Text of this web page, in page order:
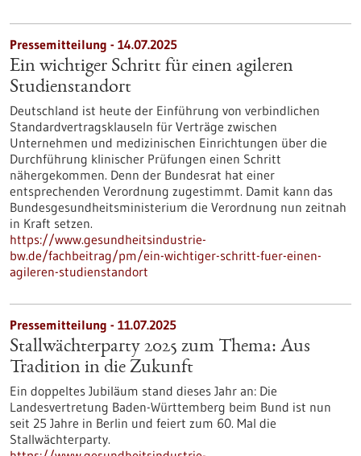
Pressemitteilung - 14.07.2025
Ein wichtiger Schritt für einen agileren
Studienstandort
Deutschland ist heute der Einführung von verbindlichen
Standardvertragsklauseln für Verträge zwischen
Unternehmen und medizinischen Einrichtungen über die
Durchführung klinischer Prüfungen einen Schritt
nähergekommen. Denn der Bundesrat hat einer
entsprechenden Verordnung zugestimmt. Damit kann das
Bundesgesundheitsministerium die Verordnung nun zeitnah
in Kraft setzen.
https://www.gesundheitsindustrie-
bw.de/fachbeitrag/pm/ein-wichtiger-schritt-fuer-einen-
agileren-studienstandort
Pressemitteilung - 11.07.2025
Stallwächterparty 2025 zum Thema: Aus
Tradition in die Zukunft
Ein doppeltes Jubiläum stand dieses Jahr an: Die
Landesvertretung Baden-Württemberg beim Bund ist nun
seit 25 Jahre in Berlin und feiert zum 60. Mal die
Stallwächterparty.